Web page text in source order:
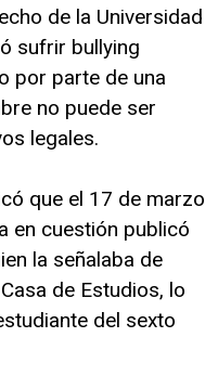
de la Universidad
sufrir bullying
por parte de una
no puede ser
legales.
que el 17 de marzo
en cuestión publicó
la señalaba de
de Estudios, lo
del sexto